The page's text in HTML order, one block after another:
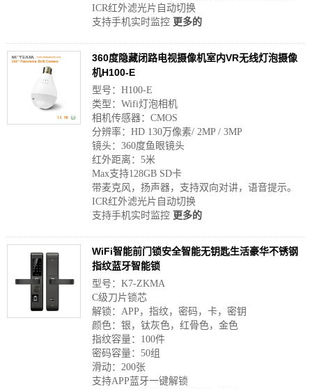
ICR红外滤光片自动切换
支持手机实时监控 更多的
360度隐藏闭路电视摄像机室内VR无线灯泡摄像
机H100-E
型号：H100-E
类型：Wifi灯泡相机
相机传感器：CMOS
分辨率：HD 130万像素/ 2MP / 3MP
镜头：360度鱼眼镜头
红外距离：5米
Max支持128GB SD卡
带麦克风，扬声器，支持双向对讲，语音提示。
ICR红外滤光片自动切换
支持手机实时监控 更多的
WiFi智能前门锁安全智能无钥匙生活豪华不锈钢
指纹蓝牙智能锁
型号：K7-ZKMA
C级刀片锁芯
解锁：APP，指纹，密码，卡，密钥
颜色：银，钛灰色，红骨色，金色
指纹容量：100件
密码容量：50组
滑动：200张
支持APP蓝牙一键解锁